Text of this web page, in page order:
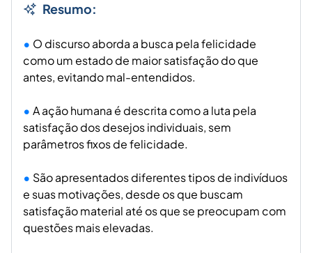
Resumo:
O discurso aborda a busca pela felicidade
como um estado de maior satisfação do que
antes, evitando mal-entendidos.
A ação humana é descrita como a luta pela
satisfação dos desejos individuais, sem
parâmetros fixos de felicidade.
São apresentados diferentes tipos de indivíduos
e suas motivações, desde os que buscam
satisfação material até os que se preocupam com
questões mais elevadas.